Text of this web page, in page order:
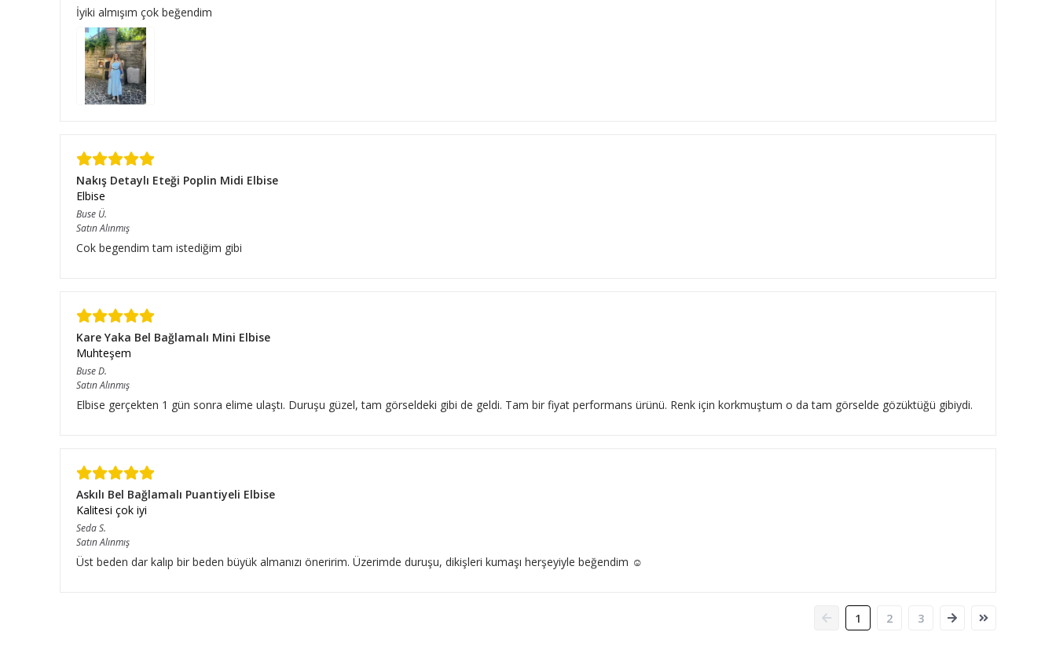
İyiki almışım çok beğendim
Nakış Detaylı Eteği Poplin Midi Elbise
Elbise
Buse Ü.
Satın Alınmış
Cok begendim tam istediğim gibi
Kare Yaka Bel Bağlamalı Mini Elbise
Muhteşem
BuseD.
Satın Alınmış
Elbise gerçekten 1 gün sonra elime ulaştı. Duruşu güzel, tam görseldeki gibi de geldi. Tam bir fiyat performans ürünü. Renk için korkmuştum o da tam görselde gözüktüğü gibiydi.
Askılı Bel Bağlamalı Puantiyeli Elbise
Kalitesi çok iyi
SedaS.
Satın Alınmış
Üst beden dar kalıp bir beden büyük almanızı öneririm. Üzerimde duruşu, dikişleri kumaşı herşeyiyle beğendim ☺️
1 2 3